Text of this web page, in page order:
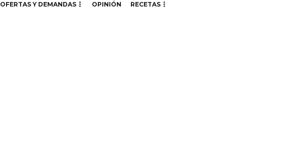
OFERTAS Y DEMANDAS OPINIÓN RECETAS